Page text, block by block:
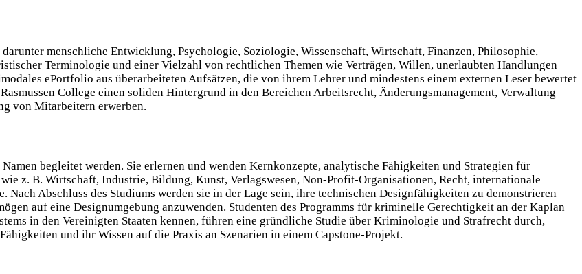
menschliche Entwicklung, Psychologie, Soziologie, Wissenschaft, Wirtschaft, Finanzen, Philosophie,
Terminologie und einer Vielzahl von rechtlichen Themen wie Verträgen, Willen, unerlaubten Handlungen
ePortfolio aus überarbeiteten Aufsätzen, die von ihrem Lehrer und mindestens einem externen Leser bewertet
College einen soliden Hintergrund in den Bereichen Arbeitsrecht, Änderungsmanagement, Verwaltung
von Mitarbeitern erwerben.
begleitet werden. Sie erlernen und wenden Kernkonzepte, analytische Fähigkeiten und Strategien für
z. B. Wirtschaft, Industrie, Bildung, Kunst, Verlagswesen, Non-Profit-Organisationen, Recht, internationale
Abschluss des Studiums werden sie in der Lage sein, ihre technischen Designfähigkeiten zu demonstrieren
auf eine Designumgebung anzuwenden. Studenten des Programms für kriminelle Gerechtigkeit an der Kaplan
in den Vereinigten Staaten kennen, führen eine gründliche Studie über Kriminologie und Strafrecht durch,
und ihr Wissen auf die Praxis an Szenarien in einem Capstone-Projekt.